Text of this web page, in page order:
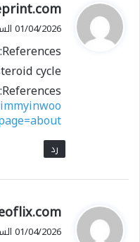
ي
ق
ل
01/04/2026 الساعة 19:19
References:
cycle
References:
رد
ي
ق
01/04/2026 الساعة 20:46